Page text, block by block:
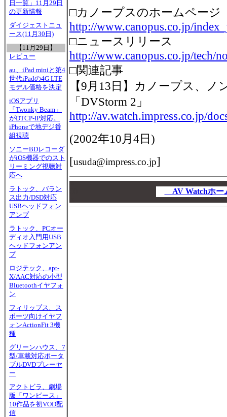
日一覧」11月29日
の更新情報
ダイジェストニュ
ース(11月30日)
【11月29日】
レビュー
au、iPad miniと第4
世代iPadの4G LTE
モデル価格を決定
iOSアプリ
「Twonky Beam」
がDTCP-IP対応。
iPhoneで地デジ番
組視聴
ソニーBDレコーダ
がiOS機器でのスト
リーミング視聴対
応へ
ラトック、バラン
ス出力/DSD対応
USBヘッドフォン
アンプ
ラトック、PCオー
ディオ入門用USB
ヘッドフォンアン
プ
ロジテック、apt-
X/AAC対応の小型
Bluetoothイヤフォ
ン
フィリップス、ス
ポーツ向けイヤフ
ォンActionFit 3機
種
グリーンハウス、7
型/車載対応ポータ
ブルDVDプレーヤ
ー
アクトビラ、劇場
版「ワンピース」
10作品を初VOD配
信
□カノープスのホームページ
http://www.canopus.co.jp/
□ニュースリリース
http://www.canopus.co.jp/tech/
□関連記事
【9月13日】カノープス、
「DVStorm 2」
http://av.watch.impress.co.jp/
(2002年10月4日 )
[usuda@impress.co.jp]
AV Watchホ